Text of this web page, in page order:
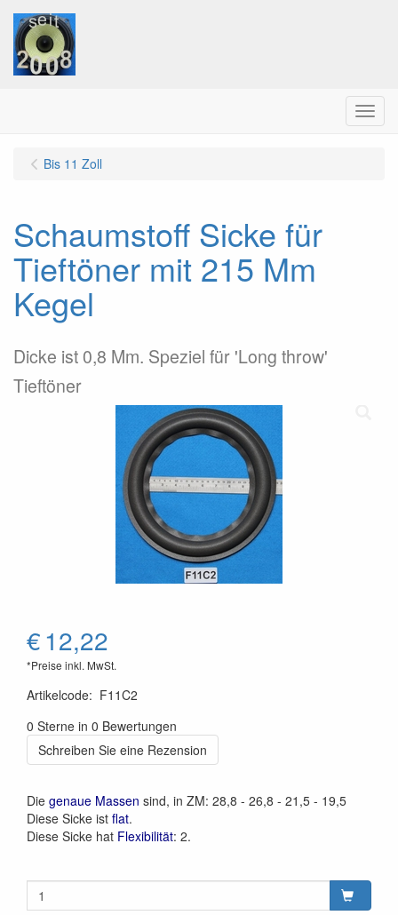
Menu
Bis 11 Zoll
Schaumstoff Sicke für
Tieftöner mit 215 Mm
Kegel
Dicke ist 0,8 Mm. Speziel für 'Long throw'
Tieftöner
€12,22
*Preise inkl. MwSt.
Artikelcode: F11C2
0 Sterne in 0 Bewertungen
Schreiben Sie eine Rezension
Die genaue Massen sind, in ZM: 28,8 - 26,8 - 21,5 - 19,5
Diese Sicke ist flat.
Diese Sicke hat Flexibilität: 2.